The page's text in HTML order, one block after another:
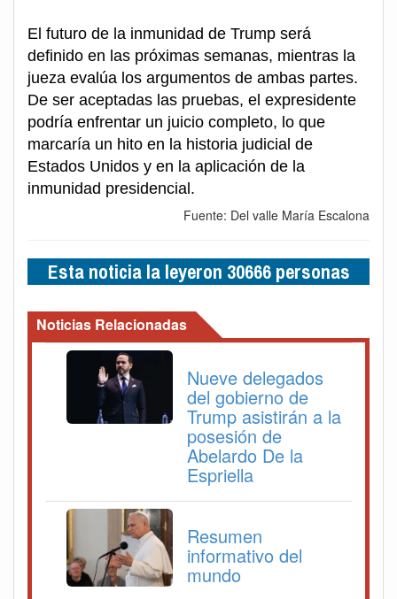
El futuro de la inmunidad de Trump será
definido en las próximas semanas, mientras la
jueza evalúa los argumentos de ambas partes.
De ser aceptadas las pruebas, el expresidente
podría enfrentar un juicio completo, lo que
marcaría un hito en la historia judicial de
Estados Unidos y en la aplicación de la
inmunidad presidencial.
Fuente: Del valle María Escalona
Esta noticia la leyeron 30666 personas
Noticias Relacionadas
Nueve delegados
del gobierno de
Trump asistirán a la
posesión de
Abelardo De la
Espriella
Resumen
informativo del
mundo